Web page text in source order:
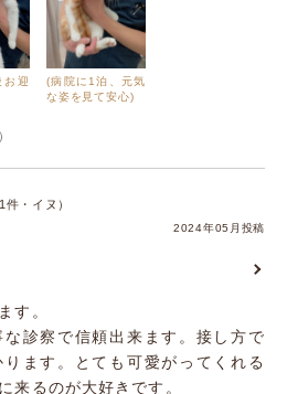
迎
(病院に1泊、元気
な姿を見て安心)
・イヌ）
2024年05月投稿
す。
診察で信頼出来ます。接し方で
ます。とても可愛がってくれる
来るのが大好きです。